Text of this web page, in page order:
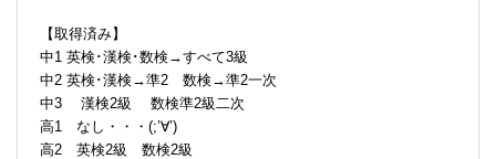
【取得済み】
中1 英検･漢検･数検→すべて3級
中2 英検･漢検→準2 数検→準2一次
中3 漢検2級 数検準2級二次
高1 なし・・・(;’∀’)
高2 英検2級 数検2級